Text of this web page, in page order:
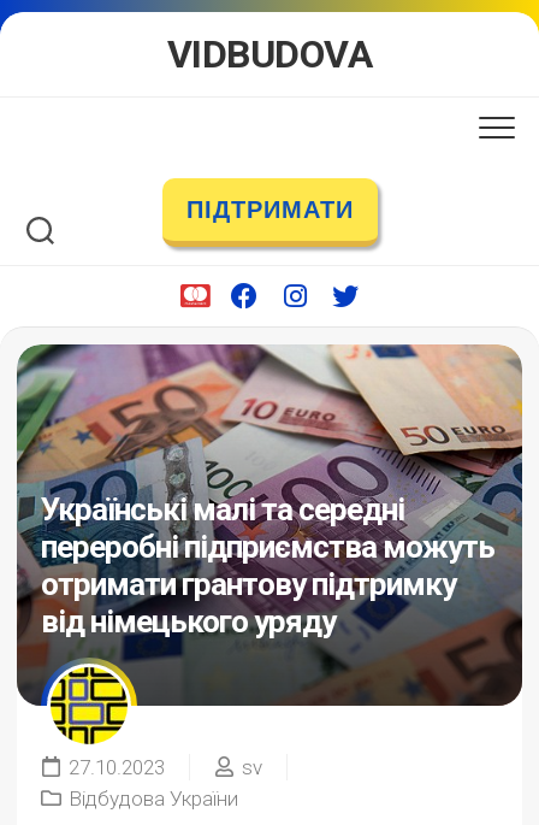
Skip
VIDBUDOVA
ПІДТРИМАТИ
Українські малі та середні
переробні підприємства можуть
отримати грантову підтримку
від німецького уряду
27.10.2023
sv
Відбудова України